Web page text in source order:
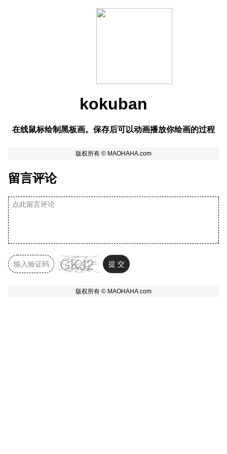
kokuban
在线鼠标绘制黑板画。保存后可以动画播放你绘画的过程
留言评论